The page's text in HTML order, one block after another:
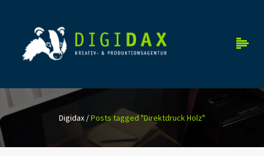
Digidax/Posts tagged "Direktdruck Holz"